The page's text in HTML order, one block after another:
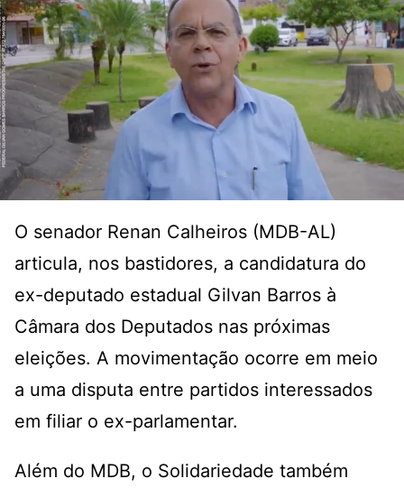
O senador Renan Calheiros (MDB-AL)
articula, nos bastidores, a candidatura do
ex-deputado estadual Gilvan Barros à
Câmara dos Deputados nas próximas
eleições. A movimentação ocorre em meio
a uma disputa entre partidos interessados
em filiar o ex-parlamentar.
Além do MDB, o Solidariedade também